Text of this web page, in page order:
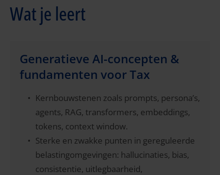
Wat je leert
Generatieve AI-concepten &
fundamenten voor Tax
Kernbouwstenen zoals prompts, persona’s,
agents, RAG, transformers, embeddings,
tokens, context window.
Sterke en zwakke punten in gereguleerde
belastingomgevingen: hallucinaties, bias,
consistentie, uitlegbaarheid,